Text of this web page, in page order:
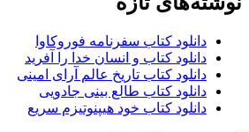
دانلود کتاب سفرنامه فوروکاوا
دانلود کتاب و انسان خدا را آفرید
دانلود کتاب تاریخ عالم آرای امینی
دانلود کتاب طالع بینی جادویی
دانلود کتاب خود هیپنوتیزم سریع